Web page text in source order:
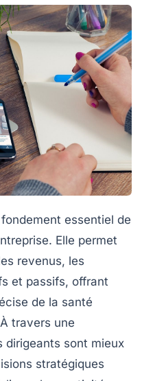
essentiel de
Elle permet
revenus, les
et passifs, offrant
de la santé
travers une
dirigeants sont mieux
stratégiques